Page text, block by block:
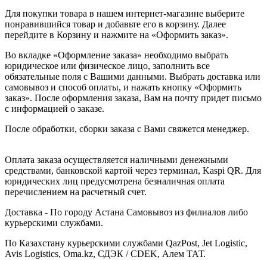
Для покупки товара в нашем интернет-магазине выберите
понравившийся товар и добавьте его в корзину. Далее
перейдите в Корзину и нажмите на «Оформить заказ».
Во вкладке «Оформление заказа» необходимо выбрать
юридическое или физическое лицо, заполнить все
обязательные поля с Вашими данными. Выбрать доставка или
самовывоз и способ оплаты, и нажать кнопку «Оформить
заказ». После оформления заказа, Вам на почту придет письмо
с информацией о заказе.
После обработки, сборки заказа с Вами свяжется менеджер.
Оплата заказа осуществляется наличными денежными
средствами, банковской картой через терминал, Kaspi QR. Для
юридических лиц предусмотрена безналичная оплата
перечислением на расчетный счет.
Доставка - По городу Астана Самовывоз из филиалов либо
курьерскими службами.
По Казахстану курьерскими службами QazPost, Jet Logistic,
Avis Logistics, Oma.kz, СДЭК / CDEK, Алем ТАТ.